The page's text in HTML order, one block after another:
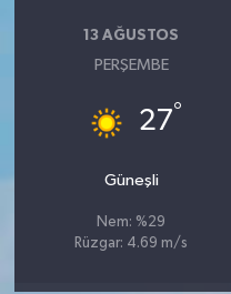
13 AĞUSTOS
PERŞEMBE
27°
Güneşli
Nem: %29
Rüzgar: 4.69 m/s